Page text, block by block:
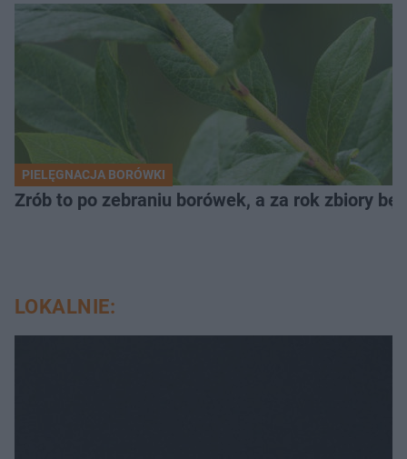
PIELĘGNACJA BORÓWKI
Zrób to po zebraniu borówek, a za rok zbiory
LOKALNIE: